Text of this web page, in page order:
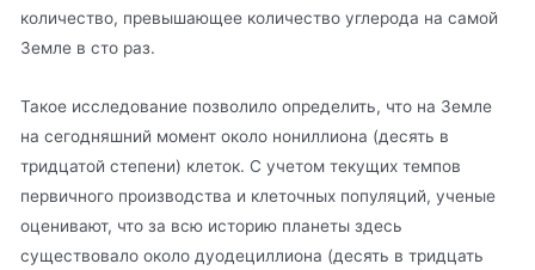
количество, превышающее количество углерода на самой
Земле в сто раз.
Такое исследование позволило определить, что на Земле
на сегодняшний момент около нониллиона (десять в
тридцатой степени) клеток. С учетом текущих темпов
первичного производства и клеточных популяций, ученые
оценивают, что за всю историю планеты здесь
существовало около дуодециллиона (десять в тридцать